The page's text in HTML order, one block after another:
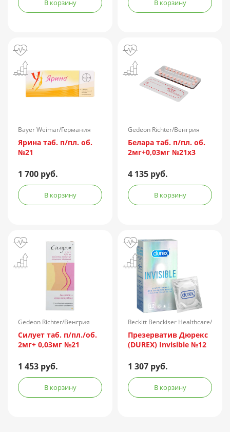
В корзину В корзину
Bayer Weimar/Германия
Ярина таб. п/пл. об.
№21
1 700 руб.
В корзину
Gedeon Richter/Венгрия
Белара таб. п/пл. об.
2мг+0,03мг №21х3
4 135 руб.
В корзину
Gedeon Richter/Венгрия
Силует таб. п/пл./об.
2мг+ 0,03мг №21
1 453 руб.
В корзину
Reckitt Benckiser Healthcare/
Великобритания
Презерватив Дюрекс
(DUREX) Invisible №12
1 307 руб.
В корзину